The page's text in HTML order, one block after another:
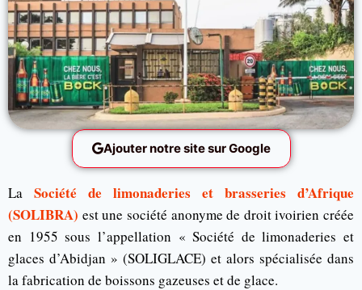
Ajouter notre site sur Google
La Société de limonaderies et brasseries d’Afrique
(SOLIBRA) est une société anonyme de droit ivoirien créée
en 1955 sous l’appellation « Société de limonaderies et
glaces d’Abidjan » (SOLIGLACE) et alors spécialisée dans
la fabrication de boissons gazeuses et de glace.